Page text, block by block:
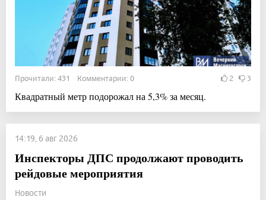
Прочитали: 431 Комментарии: 0 2 3
Квадратный метр подорожал на 5,3% за месяц.
14:19, 6 авг 2026
Инспекторы ДПС продолжают проводить
рейдовые мероприятия
Новости